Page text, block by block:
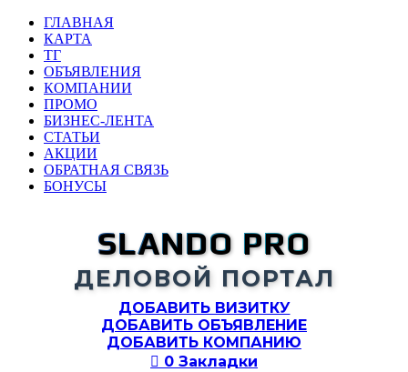
ГЛАВНАЯ
КАРТА
ТГ
ОБЪЯВЛЕНИЯ
КОМПАНИИ
ПРОМО
БИЗНЕС-ЛЕНТА
СТАТЬИ
АКЦИИ
ОБРАТНАЯ СВЯЗЬ
БОНУСЫ
SLANDO PRO
ДЕЛОВОЙ ПОРТАЛ
ДОБАВИТЬ ВИЗИТКУ
ДОБАВИТЬ ОБЪЯВЛЕНИЕ
ДОБАВИТЬ КОМПАНИЮ
 0 Закладки